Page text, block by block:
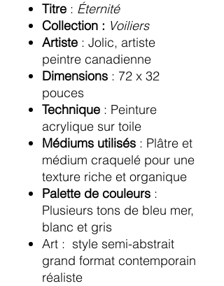
Titre : Éternité
Collection : Voiliers
Artiste : Jolic, artiste
peintre canadienne
Dimensions : 72 x 32
pouces
Technique : Peinture
acrylique sur toile
Médiums utilisés : Plâtre et
médium craquelé pour une
texture riche et organique
Palette de couleurs :
Plusieurs tons de bleu mer,
blanc et gris
Art : style semi-abstrait
grand format contemporain
réaliste